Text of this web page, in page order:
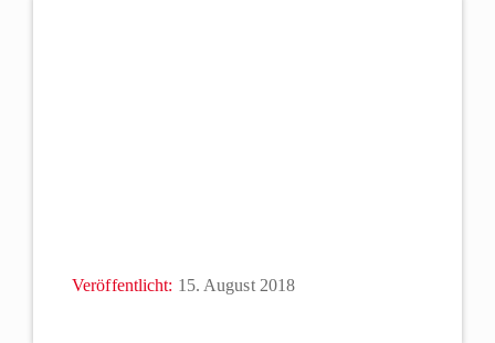
Veröffentlicht: 15. August 2018